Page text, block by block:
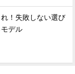
！失敗しない選び
デル